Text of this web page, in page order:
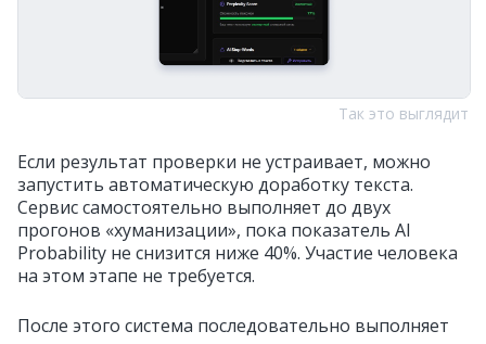
Так это выглядит
Если результат проверки не устраивает, можно
запустить автоматическую доработку текста.
Сервис самостоятельно выполняет до двух
прогонов «хуманизации», пока показатель AI
Probability не снизится ниже 40%. Участие человека
на этом этапе не требуется.
После этого система последовательно выполняет